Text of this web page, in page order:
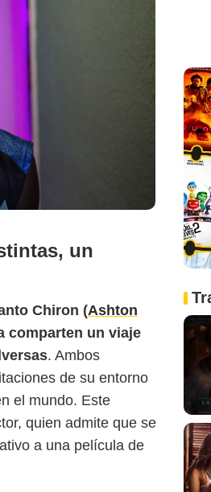
un
Chiron (Ashton
comparten un viaje
. Ambos
de su entorno
el mundo. Este
quien admite que se
a una película de